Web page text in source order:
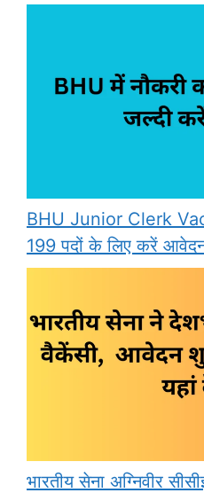
BHU Junior Clerk
199 पदों के लिए करें
भारतीय सेना अग्निवीर